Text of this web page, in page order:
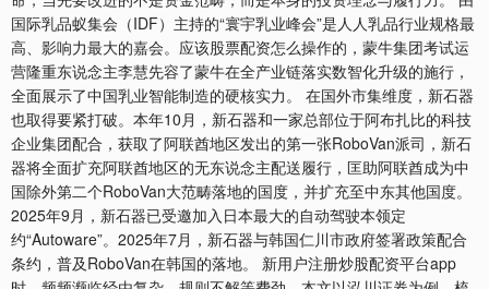
国际乳品蚁集会（IDF）主持的“寰宇乳业峰会”是人人乳品行业规格最
高、影响力最大的嘉会。应该股票配资怎么操作的，蒙牛集团考试运
营隆重东说念主李慧先容了蒙牛在全产业链落实数智化升级的施行，
全面展示了中国乳业智能制造的硬核实力。 在国外市集维度，新石器
也取得要紧打破。本年10月，新石器和一家总部位于阿布扎比的科技
企业集团配合，获取了阿联酋地区发出的第一张RoboVan派司，新石
器将全面扩充阿联酋地区的无东说念主配送履行，匡助阿联酋成为中
国除外第二个RoboVan大范畴落地的国度，并扩充至中东其他国度。
2025年9月，新石器已受邀加入日本最大的自动驾驶本领定
约“Autoware”。2025年7月，新石器与韩国仁川市政府签署政策配合
条约，普及RoboVan在韩国的落地。 新用户注册炒股配资平台app